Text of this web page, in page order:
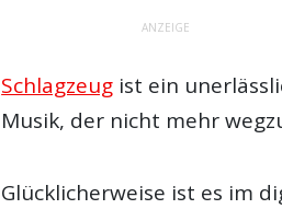
ANZEIGE
Schlagzeug ist ein
Musik, der nicht mehr
Glücklicherweise ist es im